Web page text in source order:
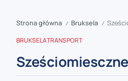
Strona główna / Bruksela /
BRUKSELATRANSPORT